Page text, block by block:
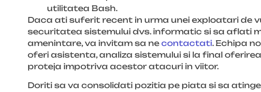
utilitatea Bash.
Daca ati suferit recent in urma unei exploatari de
securitatea sistemului dvs. informatic si sa aflati
amenintare, va invitam sa ne contactati. Echipa
oferi asistenta, analiza sistemului si la final
proteja impotriva acestor atacuri in viitor.
Doriti sa va consolidati pozitia pe piata si sa